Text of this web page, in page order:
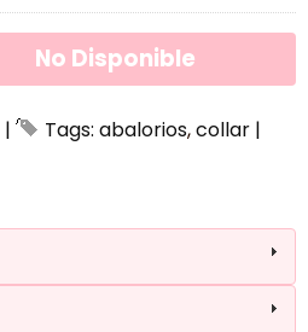
No Disponible
| Tags: abalorios collar |